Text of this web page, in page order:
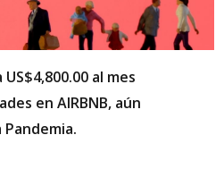
al mes
en AIRBNB, aún